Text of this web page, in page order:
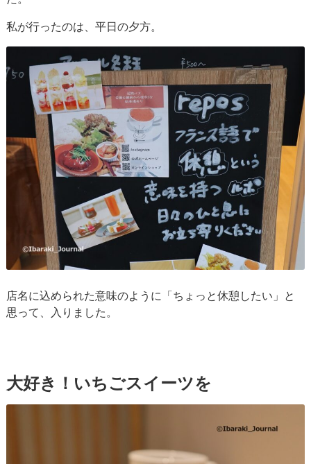
私が行ったのは、平日の夕方。
店名に込められた意味のように「ちょっと休憩したい」と
思って、入りました。
大好き！いちごスイーツを